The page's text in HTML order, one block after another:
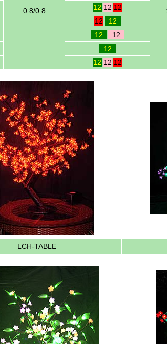
0.8/0.8 12 12 12
12 12
12 12
12
12 12 12
LCH-TABLE